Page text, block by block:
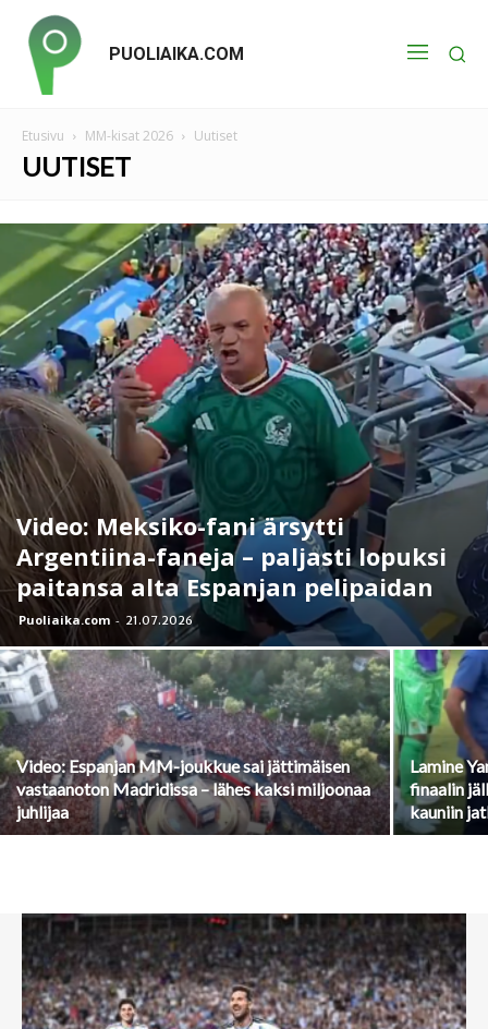
PUOLIAIKA.COM
Etusivu MM-kisat 2026 Uutiset
UUTISET
Video: Meksiko-fani ärsytti
Argentiina-faneja – paljasti lopuksi
paitansa alta Espanjan pelipaidan
Puoliaika.com - 21.07.2026
Video: Espanjan MM-joukkue sai jättimäisen
vastaanoton Madridissa – lähes kaksi miljoonaa
juhlijaa
Lamine
finaalin
kauniin